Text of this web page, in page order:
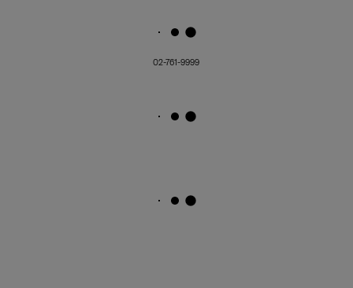
02-761-9999